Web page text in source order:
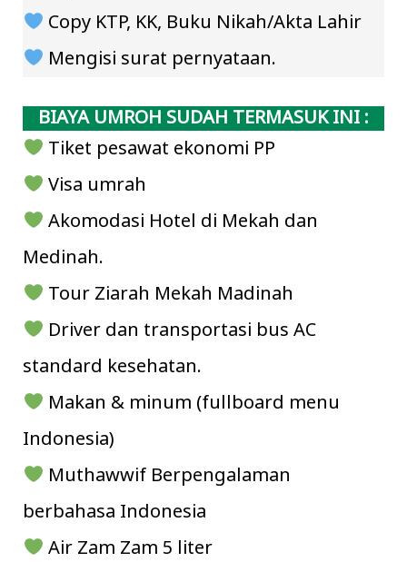
Copy KTP, KK, Buku Nikah/Akta Lahir
Mengisi surat pernyataan.
BIAYA UMROH SUDAH TERMASUK INI :
Tiket pesawat ekonomi PP
Visa umrah
Akomodasi Hotel di Mekah dan
Medinah.
Tour Ziarah Mekah Madinah
Driver dan transportasi bus AC
standard kesehatan.
Makan & minum (fullboard menu
Indonesia)
Muthawwif Berpengalaman
berbahasa Indonesia
Air Zam Zam 5 liter